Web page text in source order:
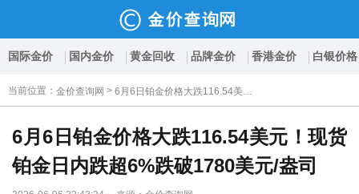
国际金价 国内金价 黄金回收 品牌金价 香港金价 白银价格
当前位置 ： 金价查询网 > 6月6日铂金价格大跌116.54美元！现货铂金日内跌超6%跌破1780美元/盎司
6月6日铂金价格大跌116.54美元！现货
铂金日内跌超6%跌破1780美元/盎司